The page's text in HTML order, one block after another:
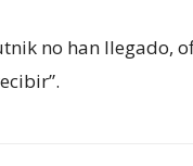
no han llegado,